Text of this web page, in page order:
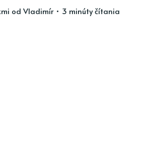
od Vladimír• 3 minúty čítania